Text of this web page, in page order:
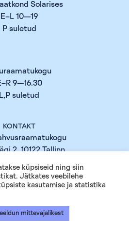
Solarises
E–L 10—19
P suletud
9—16.30
L,P suletud
KONTAKT
2, 10122 Tallinn
rara.ee
küpsiseid ning siin
Jätkates veebilehe
kasutamise ja statistika
mittevajalikest